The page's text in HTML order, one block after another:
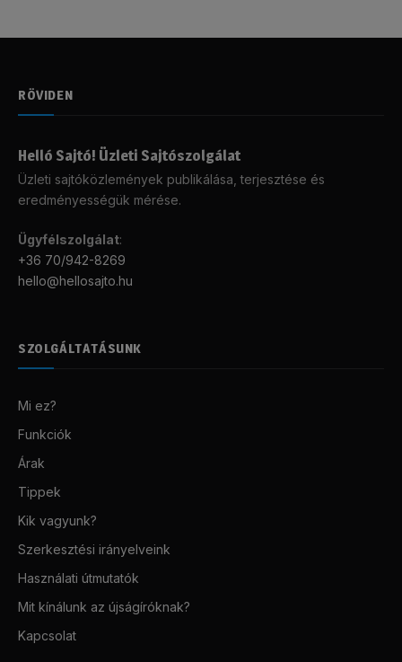
RÖVIDEN
Helló Sajtó! Üzleti Sajtószolgálat
Üzleti sajtóközlemények publikálása, terjesztése és
eredményességük mérése.
Ügyfélszolgálat:
+36 70/942-8269
hello@hellosajto.hu
SZOLGÁLTATÁSUNK
Mi ez?
Funkciók
Árak
Tippek
Kik vagyunk?
Szerkesztési irányelveink
Használati útmutatók
Mit kínálunk az újságíróknak?
Kapcsolat